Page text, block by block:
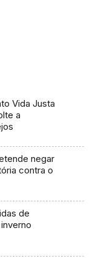
Vida Justa
a
negar
contra o
de